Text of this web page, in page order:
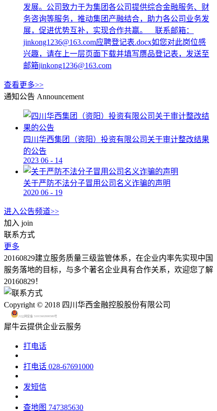
发展。公司致力于为集团各公司提供综合金融服务、财
务咨询等服务，推动集团产融结合，助力各公司业务发
展，促进优势互补，实现合作共赢。 联系邮箱：
jinkong1236@163.com应聘登记表.docx如您对此岗位感
兴趣，请在上一层页面下载并填写赝品登记表，发送至
邮箱jinkong1236@163.com
查看更多>>
通知公告 Announcement
四川华西集团（资阳）投资有限公司关于审计整改结果
的公告
2023 06 - 14
关于严防不法分子冒用公司名义诈骗的声明
2020 06 - 19
进入公告频道>>
加入 join
联系方式
更多
20160829建立服务质量三级监管体系，在企业内率先实现中国
服务落地的目标，与多个著名企业具有合作关系，欢迎您了解
20160829！
Copyright © 2018 四川华西金融控股股份有限公司
川公网安备 51015602000580号
犀牛云提供企业云服务
打电话
打电话 028-67691000
发短信
查地图 747385630